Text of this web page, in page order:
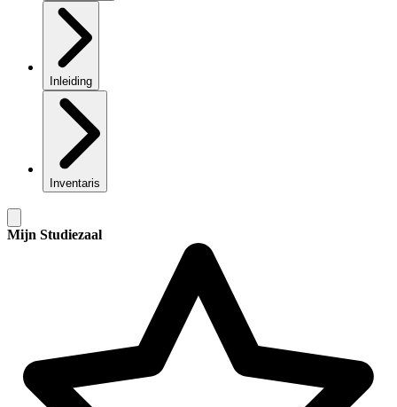
Inleiding
Inventaris
Mijn Studiezaal